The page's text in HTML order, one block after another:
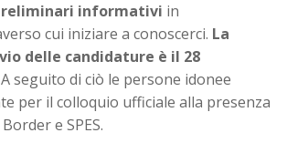
informativi in
cui iniziare a conoscerci. La
delle candidature è il 28
seguito di ciò le persone idonee
per il colloquio ufficiale alla presenza
e SPES.